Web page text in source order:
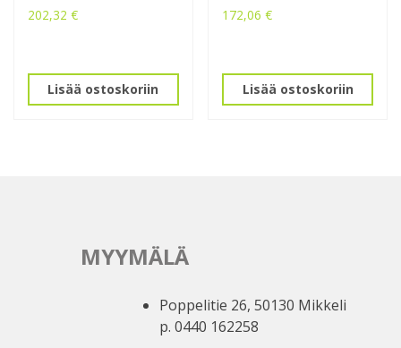
202,32 €
Lisää ostoskoriin
172,06€
Lisää ostoskoriin
MYYMÄLÄ
Poppelitie 26, 50130 Mikkeli
p. 0440 162258